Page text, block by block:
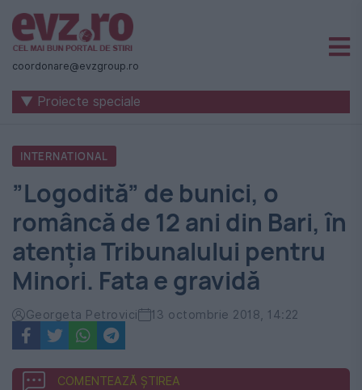
Știri
naționale
internaționale
România
-
Evenimentul
Zilei
coordonare@evzgroup.ro
▼ Proiecte speciale
INTERNATIONAL
”Logodită” de bunici, o
româncă de 12 ani din Bari, în
atenția Tribunalului pentru
Minori. Fata e gravidă
Georgeta Petrovici 13 octombrie 2018, 14:22
COMENTEAZĂ ȘTIREA